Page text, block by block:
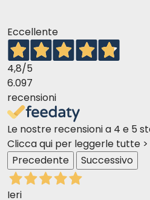
Eccellente
4,8/5
6.097
recensioni
Le nostre recensioni a 4 e 5
Clicca qui per leggerle tutte >
Precedente
Successivo
Ieri